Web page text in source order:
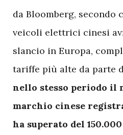
da Bloomberg, secondo
veicoli elettrici cinesi
slancio in Europa,
tariffe più alte da parte
nello stesso periodo il
marchio cinese
ha superato del